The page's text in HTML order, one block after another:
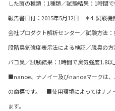
した菌の種類：1種類／試験結果：1時間
報告書日付：2015年5月12日 ＊4. 試験機
会社プロダクト解析センター／試験方法
段階臭気強度表示法による検証／脱臭の
バコ臭／試験結果：1時間で臭気強度1.8以
■nanoe、ナノイー及びnanoeマークは、
の商標です。 ■使用環境によってはナノ
ます。